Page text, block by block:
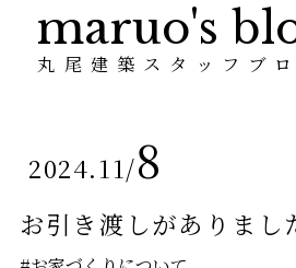
maruo's
丸尾建築スタッフブ
2024.11/8
お引き渡しがありま